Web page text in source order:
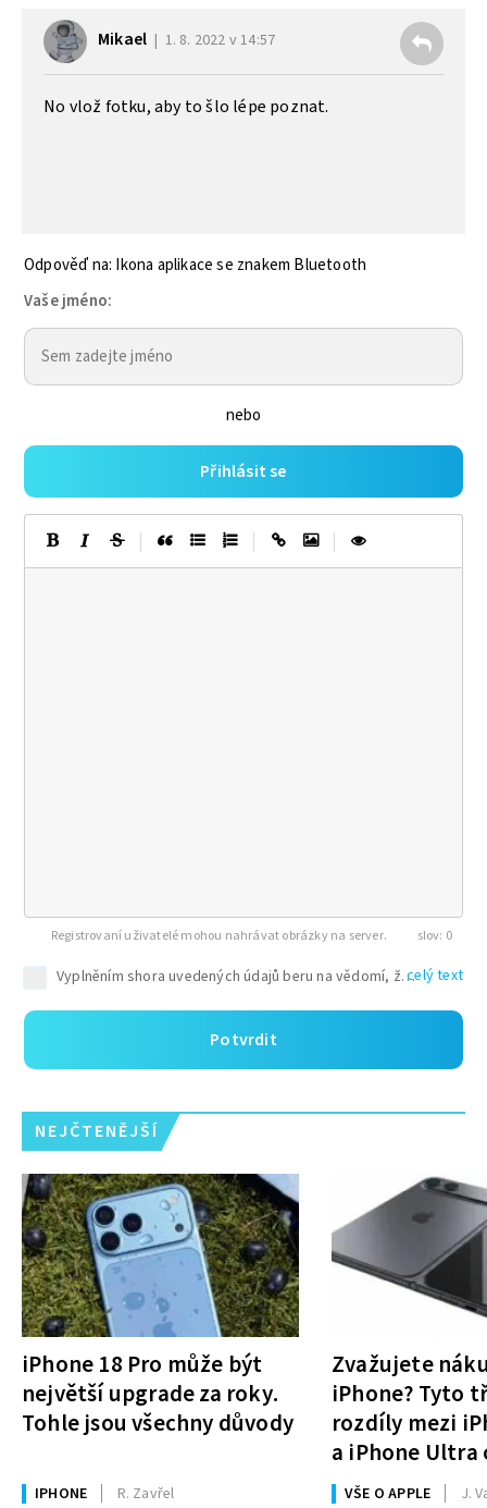
Mikael 1. 8. 2022 v 14:57
No vlož fotku, aby to šlo lépe poznat.
Odpověď na: Ikona aplikace se znakem Bluetooth
Vaše jméno:
nebo
Přihlásit se
Registrovaní uživatelé mohou nahrávat obrázky na server. 0
celý text
Potvrdit
NEJČTENĚJŠÍ
iPhone 18 Pro může být
největší upgrade za roky.
Tohle jsou všechny důvody
IPHONE R. Zavřel
Zvažujete
iPhone? Tyto
rozdíly mezi
a iPhone Ultra
rozhodnutí
VŠE O APPLE J.